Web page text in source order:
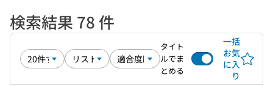
検索結果 78 件
タイト
ルでま
とめる
一括
お気
に入
り